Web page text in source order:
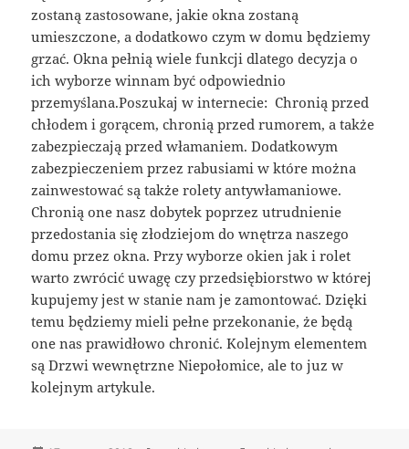
zostaną zastosowane, jakie okna zostaną
umieszczone, a dodatkowo czym w domu będziemy
grzać. Okna pełnią wiele funkcji dlatego decyzja o
ich wyborze winnam być odpowiednio
przemyślana.Poszukaj w internecie: Chronią przed
chłodem i gorącem, chronią przed rumorem, a także
zabezpieczają przed włamaniem. Dodatkowym
zabezpieczeniem przez rabusiami w które można
zainwestować są także rolety antywłamaniowe.
Chronią one nasz dobytek poprzez utrudnienie
przedostania się złodziejom do wnętrza naszego
domu przez okna. Przy wyborze okien jak i rolet
warto zwrócić uwagę czy przedsiębiorstwo w której
kupujemy jest w stanie nam je zamontować. Dzięki
temu będziemy mieli pełne przekonanie, że będą
one nas prawidłowo chronić. Kolejnym elementem
są Drzwi wewnętrzne Niepołomice, ale to juz w
kolejnym artykule.